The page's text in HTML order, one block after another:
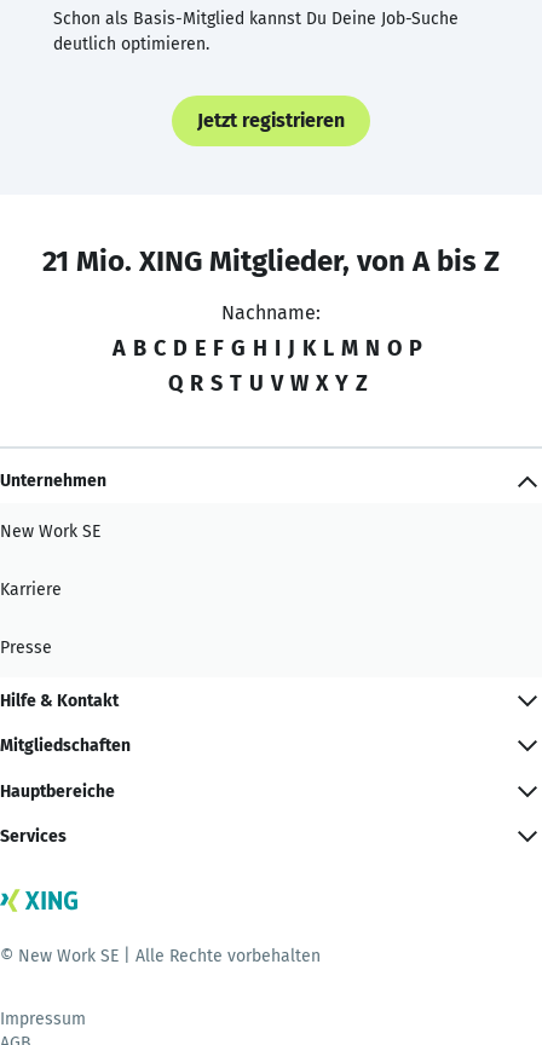
Schon als Basis-Mitglied kannst Du Deine Job-Suche
deutlich optimieren.
Jetzt registrieren
21 Mio. XING Mitglieder, von A bis Z
Nachname:
A B C D E F G H I J K L M N O P
Q R S T U V W X Y Z
Unternehmen
New Work SE
Karriere
Presse
Hilfe & Kontakt
Mitgliedschaften
Hauptbereiche
Services
© New Work SE | Alle Rechte vorbehalten
Impressum